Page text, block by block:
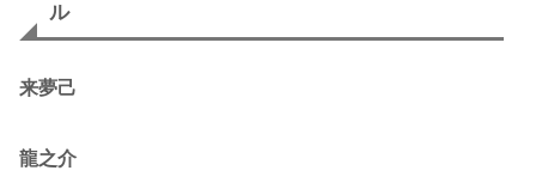
ル
来夢己
龍之介